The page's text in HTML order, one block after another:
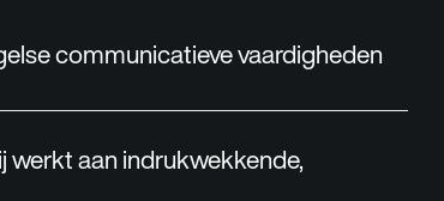
communicatieve vaardigheden
werkt aan indrukwekkende,